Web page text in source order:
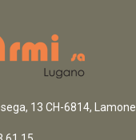
13 CH-6814, Lamone